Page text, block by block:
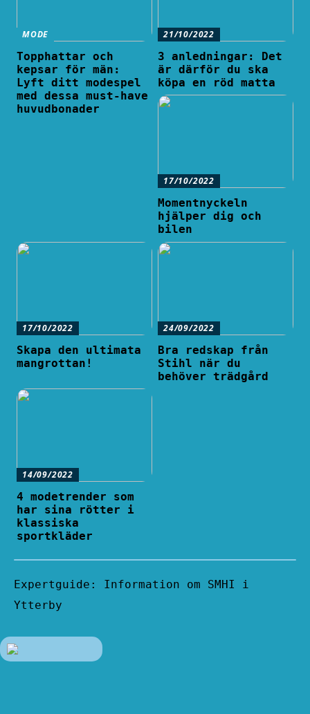
MODE
Topphattar och
kepsar för män:
Lyft ditt modespel
med dessa must-have
huvudbonader
21/10/2022
3 anledningar: Det
är därför du ska
köpa en röd matta
17/10/2022
Momentnyckeln
hjälper dig och
bilen
17/10/2022
Skapa den ultimata
mangrottan!
24/09/2022
Bra redskap från
Stihl när du
behöver trädgård
14/09/2022
4 modetrender som
har sina rötter i
klassiska
sportkläder
Expertguide: Information om SMHI i
Ytterby